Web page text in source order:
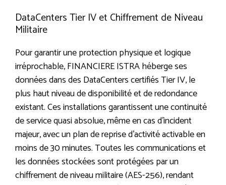
DataCenters Tier IV et Chiffrement de Niveau
Militaire
Pour garantir une protection physique et logique
irréprochable, FINANCIERE ISTRA héberge ses
données dans des DataCenters certifiés Tier IV, le
plus haut niveau de disponibilité et de redondance
existant. Ces installations garantissent une continuité
de service quasi absolue, même en cas d’incident
majeur, avec un plan de reprise d’activité activable en
moins de 30 minutes. Toutes les communications et
les données stockées sont protégées par un
chiffrement de niveau militaire (AES-256), rendant